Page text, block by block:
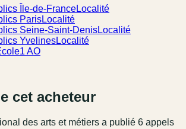
Île-de-FranceLocalité
ParisLocalité
Seine-Saint-DenisLocalité
YvelinesLocalité
1 AO
cet acheteur
des arts et métiers a publié 6 appel s